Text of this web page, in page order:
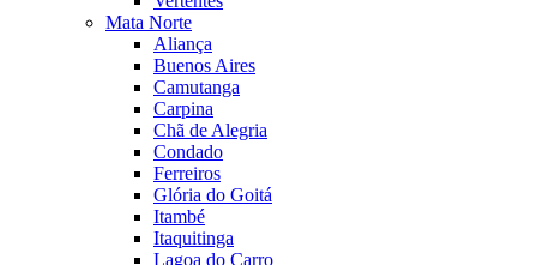
Mata Norte
Aliança
Buenos Aires
Camutanga
Carpina
Chã de Alegria
Condado
Ferreiros
Glória do Goitá
Itambé
Itaquitinga
Lagoa do Carro